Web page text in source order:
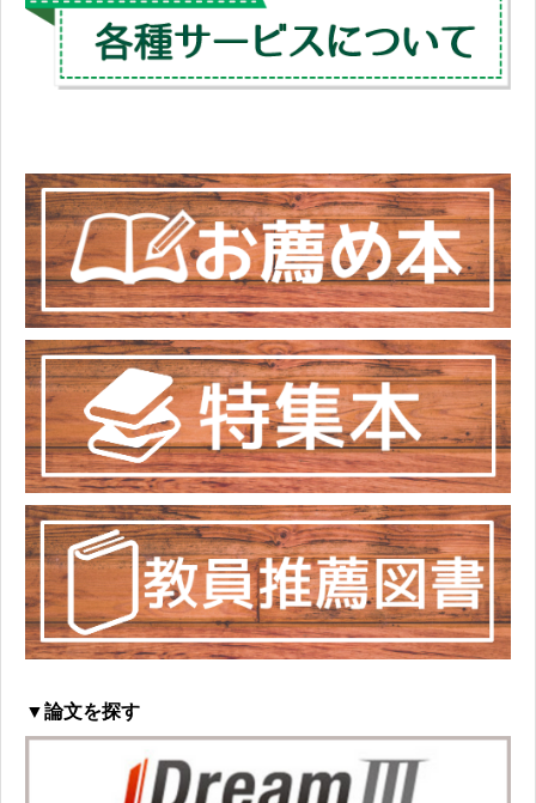
▼論文を探す